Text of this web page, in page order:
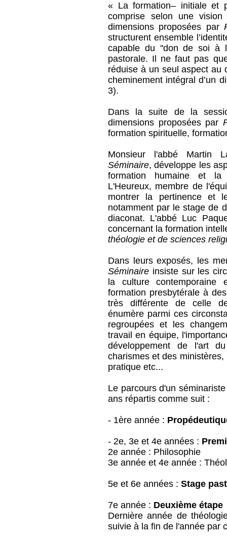
« La formation– initiale et
comprise selon une
dimensions proposées par
structurent ensemble
capable du ''don de soi à
pastorale. Il ne faut pas
réduise à un seul aspect au
cheminement intégral d’un
3).
Dans la suite de la
dimensions proposées par
formation spirituelle,
Monsieur l'abbé Martin
Séminaire, développe les
formation humaine et la
L'Heureux, membre de
montrer la pertinence et
notamment par le stage de
diaconat. L'abbé Luc
concernant la formation
théologie et de sciences
Dans leurs exposés, les
Séminaire insiste sur les
la culture contemporaine
formation presbytérale à
très différente de celle
énumère parmi ces
regroupées et les
travail en équipe,
développement de l'art
charismes et des
pratique etc...
Le parcours d'un
ans répartis comme suit :
- 1ère année :
- 2e, 3e et 4e années :
2e année : Philosophie
3e année et 4e année :
5e et 6e années :Stage
7e année : Deuxième étape
Dernière année de
suivie à la fin de l'année par